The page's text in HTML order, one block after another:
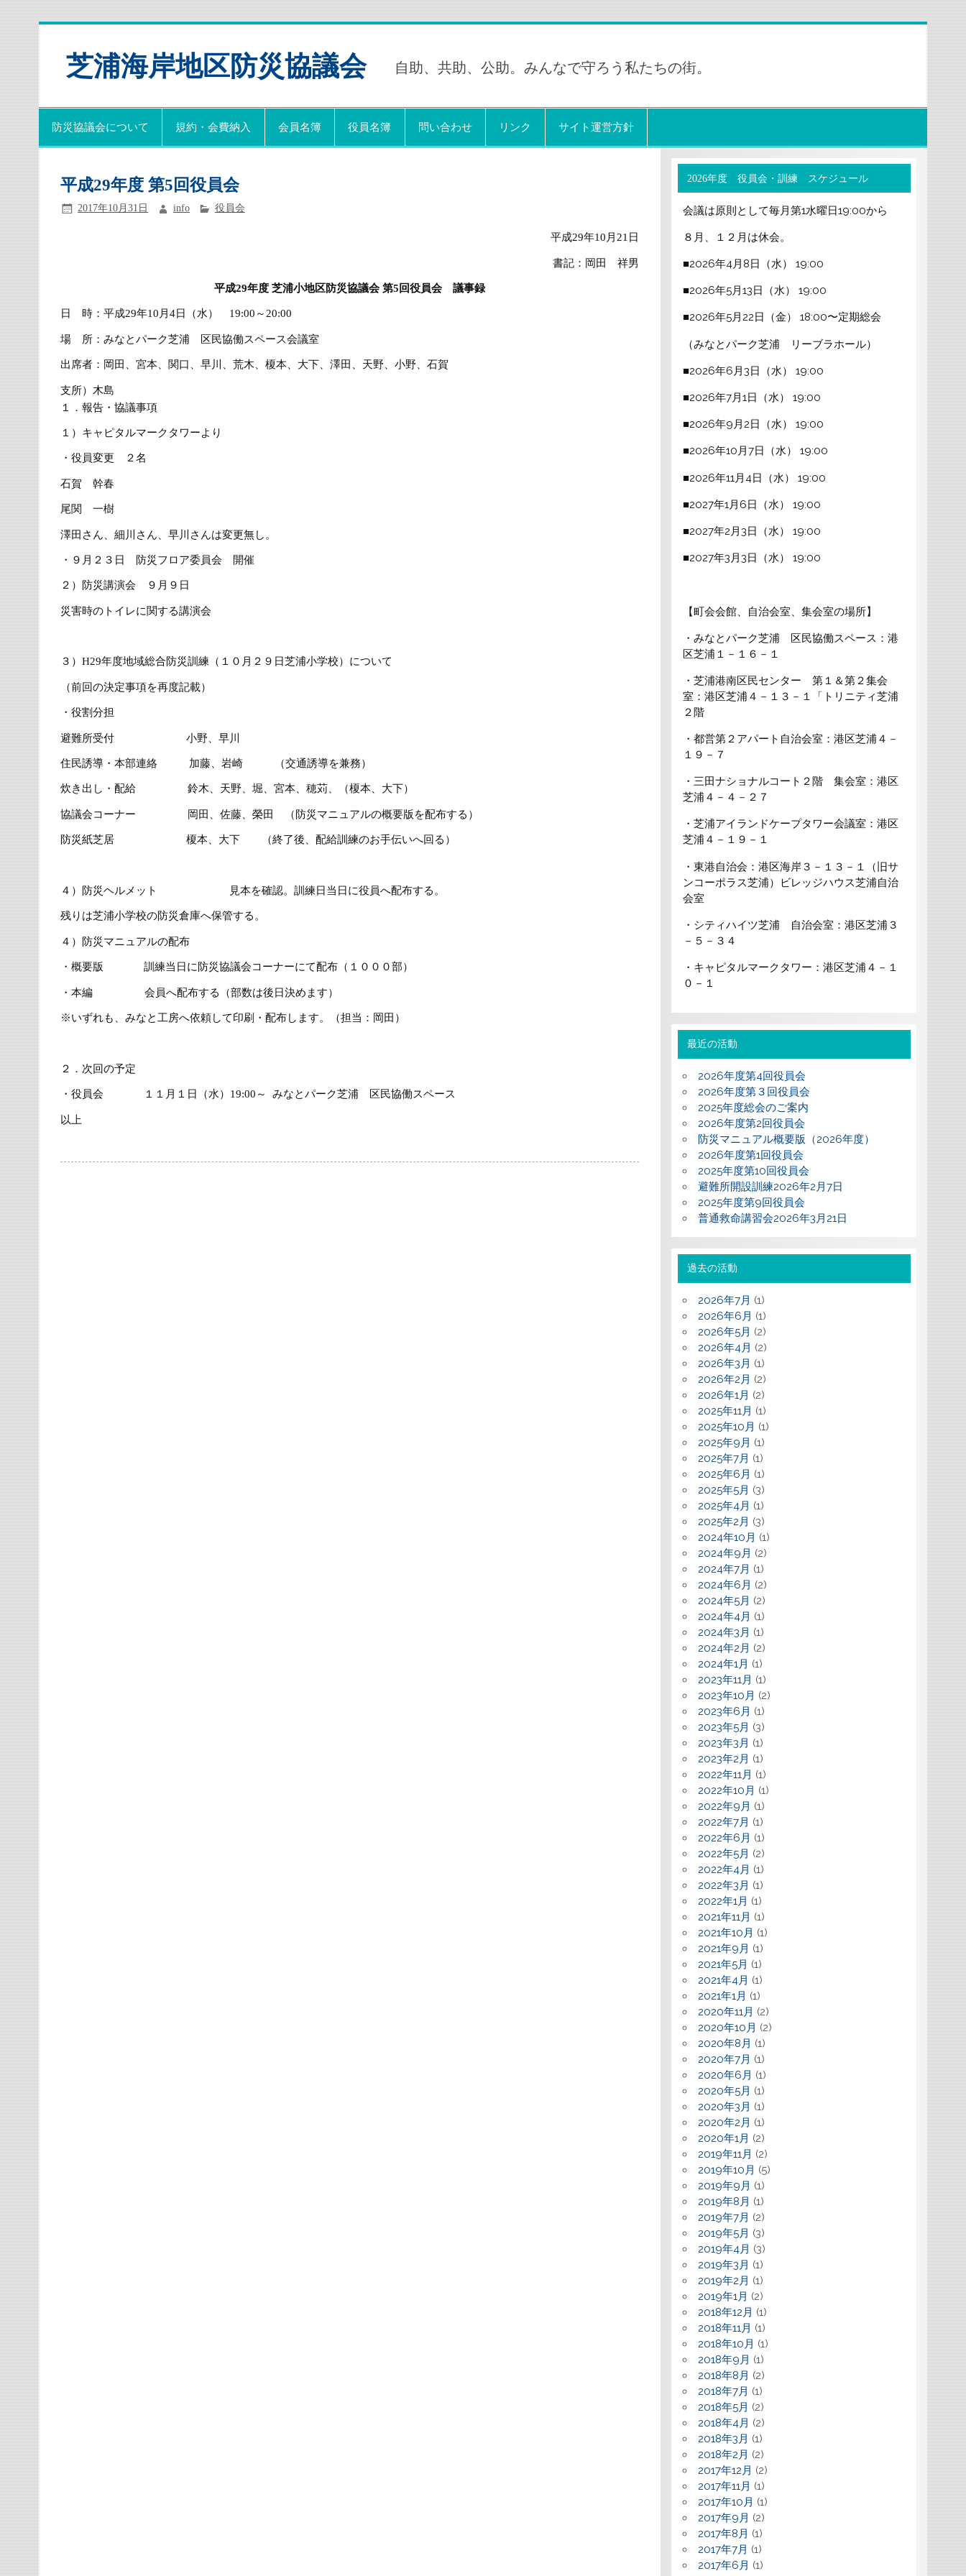
芝浦海岸地区防災協議会 自助、共助、公助。みんなで守ろう私たちの街。
防災協議会について 規約・会費納入 会員名簿 役員名簿 問い合わせ リンク サイト運営方針
平成29年度 第5回役員会
2017年10月31日 info 役員会
平成29年10月21日
書記：岡田 祥男
平成29年度 芝浦小地区防災協議会 第5 回役員会 議事録
日 時：平成29年10月4日（水） 19:00～20:00
場 所：みなとパーク芝浦 区民協働スペース会議室
出席者：岡田、宮本、関口、早川、荒木、榎本、大下、澤田、天野、小野、石賀
支所）木島
１．報告・協議事項
１）キャピタルマークタワーより
・役員変更 ２名
石賀 幹春
尾関 一樹
澤田さん、細川さん、早川さんは変更無し。
・９月２３日 防災フロア委員会 開催
２）防災講演会 ９月９日
災害時のトイレに関する講演会
３）H29年度地域総合防災訓練（１０月２９日芝浦小学校）について
（前回の決定事項を再度記載）
・役割分担
避難所受付 小野、早川
住民誘導・本部連絡 加藤、岩崎 （交通誘導を兼務）
炊き出し・配給 鈴木、天野、堀、宮本、穂苅、（榎本、大下）
協議会コーナー 岡田、佐藤、榮田 （防災マニュアルの概要版を配布する）
防災紙芝居 榎本、大下 （終了後、配給訓練のお手伝いへ回る）
４）防災ヘルメット 見本を確認。訓練日当日に役員へ配布する。
残りは芝浦小学校の防災倉庫へ保管する。
４）防災マニュアルの配布
・概要版 訓練当日に防災協議会コーナーにて配布（１０００部）
・本編 会員へ配布する（部数は後日決めます）
※いずれも、みなと工房へ依頼して印刷・配布します。（担当：岡田）
２．次回の予定
・役員会 １１月１日（水）19:00～ みなとパーク芝浦 区民協働スペース
以上
2026年度 役員会・訓練 スケジュール
会議は原則として毎月第1水曜日19:00から
８月、１２月は休会。
■2026年4月8日（水） 19:00
■2026年5月13日（水） 19:00
■2026年5月22日（金） 18:00〜定期総会
（みなとパーク芝浦 リーブラホール）
■2026年6月3日（水） 19:00
■2026年7月1日（水） 19:00
■2026年9月2日（水） 19:00
■2026年10月7日（水） 19:00
■2026年11月4日（水） 19:00
■2027年1月6日（水） 19:00
■2027年2月3日（水） 19:00
■2027年3月3日（水） 19:00
【町会会館、自治会室、集会室の場所】
・みなとパーク芝浦 区民協働スペース：港
区芝浦１－１６－１
・芝浦港南区民センター 第１＆第２集会
室：港区芝浦４－１３－１「トリニティ芝浦
２階
・都営第２アパート自治会室：港区芝浦４－
１９－７
・三田ナショナルコート２階 集会室：港区
芝浦４－４－２７
・芝浦アイランドケープタワー会議室：港区
芝浦４－１９－１
・東港自治会：港区海岸３－１３－１（旧サ
ンコーポラス芝浦）ビレッジハウス芝浦自治
会室
・シティハイツ芝浦 自治会室：港区芝浦３
－５－３４
・キャピタルマークタワー：港区芝浦４－１
０－１
最近の活動
2026年度第4回役員会
2026年度第３回役員会
2025年度総会のご案内
2026年度第2回役員会
防災マニュアル概要版（2026年度）
2026年度第1回役員会
2025年度第10回役員会
避難所開設訓練2026年2月7日
2025年度第9回役員会
普通救命講習会2026年3月21日
過去の活動
2026年7月 (1)
2026年6月 (1)
2026年5月 (2)
2026年4月 (2)
2026年3月 (1)
2026年2月 (2)
2026年1月 (2)
2025年11月 (1)
2025年10月 (1)
2025年9月 (1)
2025年7月 (1)
2025年6月 (1)
2025年5月 (3)
2025年4月 (1)
2025年2月 (3)
2024年10月 (1)
2024年9月 (2)
2024年7月 (1)
2024年6月 (2)
2024年5月 (2)
2024年4月 (1)
2024年3月 (1)
2024年2月 (2)
2024年1月 (1)
2023年11月 (1)
2023年10月 (2)
2023年6月 (1)
2023年5月 (3)
2023年3月 (1)
2023年2月 (1)
2022年11月 (1)
2022年10月 (1)
2022年9月 (1)
2022年7月 (1)
2022年6月 (1)
2022年5月 (2)
2022年4月 (1)
2022年3月 (1)
2022年1月 (1)
2021年11月 (1)
2021年10月 (1)
2021年9月 (1)
2021年5月 (1)
2021年4月 (1)
2021年1月 (1)
2020年11月 (2)
2020年10月 (2)
2020年8月 (1)
2020年7月 (1)
2020年6月 (1)
2020年5月 (1)
2020年3月 (1)
2020年2月 (1)
2020年1月 (2)
2019年11月 (2)
2019年10月 (5)
2019年9月 (1)
2019年8月 (1)
2019年7月 (2)
2019年5月 (3)
2019年4月 (3)
2019年3月 (1)
2019年2月 (1)
2019年1月 (2)
2018年12月 (1)
2018年11月 (1)
2018年10月 (1)
2018年9月 (1)
2018年8月 (2)
2018年7月 (1)
2018年5月 (2)
2018年4月 (2)
2018年3月 (1)
2018年2月 (2)
2017年12月 (2)
2017年11月 (1)
2017年10月 (1)
2017年9月 (2)
2017年8月 (1)
2017年7月 (1)
2017年6月 (1)